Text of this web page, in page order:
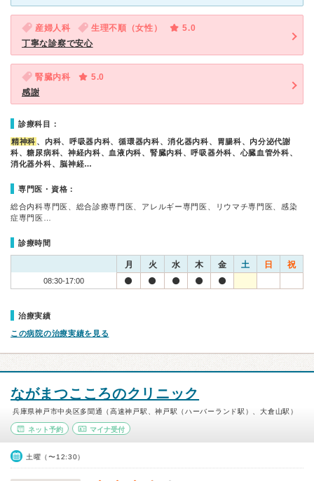
産婦人科 生理不順（女性）
5.0
丁寧な診察で安心
腎臓内科
5.0
感謝
診療科目：
精神科 、内科、呼吸器内科、循環器内科、消化器内科、胃腸科、内分泌代謝
科、糖尿病科、神経内科、血液内科、腎臓内科、呼吸器外科、心臓血管外科、
消化器外科、脳神経…
専門医・資格：
総合内科専門医、総合診療専門医、アレルギー専門医、リウマチ専門医、感染
症専門医…
診療時間
月 火 水 木 金 土 日 祝
08:30-17:00
治療実績
この病院の治療実績を見る
ながまつこころのクリニック
兵庫県神戸市中央区多聞通（高速神戸駅、神戸駅（ハーバーランド駅）、大倉山駅）
ネット予約 マイナ受付
土曜（〜12:30）